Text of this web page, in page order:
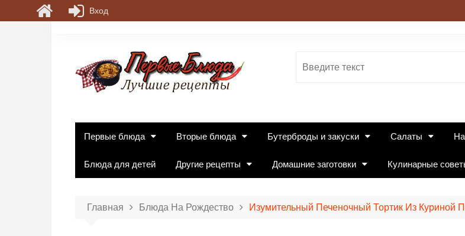
Первые блюда Вторые блюда Бутерброды и закуски Салаты
Блюда для детей Другие рецепты Домашние заготовки Кулинарные
Главная Блюда На Рождество Изумительный Печеночный Тортик Из Куриной
Вход